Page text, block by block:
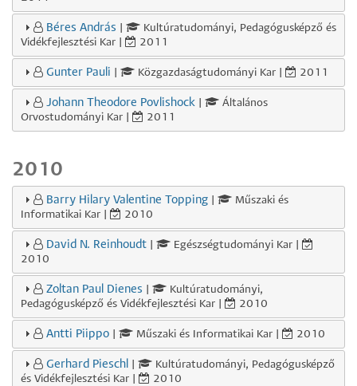
Béres András
Kultúratudományi, Pedagógusképző és
Vidékfejlesztési Kar |
2011
Gunter Pauli Közgazdaságtudományi Kar | 2011
Johann Theodore Povlishock
Általános
Orvostudományi Kar |
2011
2010
Barry Hilary Valentine Topping
Műszaki és
Informatikai Kar |
2010
David N. Reinhoudt
Egészségtudományi Kar |
2010
Zoltan Paul Dienes
Kultúratudományi,
Pedagógusképző és Vidékfejlesztési Kar |
2010
Antti Piippo Műszaki és Informatikai Kar | 2010
Gerhard Pieschl
Kultúratudományi, Pedagógusképző
és Vidékfejlesztési Kar |
2010